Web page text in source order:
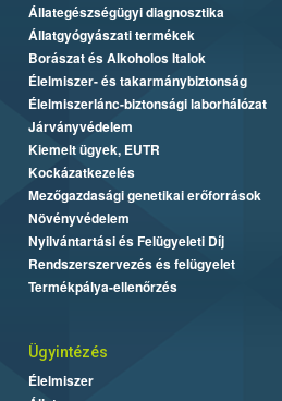
Állategészségügyi diagnosztika
Állatgyógyászati termékek
Borászat és Alkoholos Italok
Élelmiszer- és takarmánybiztonság
Élelmiszerlánc-biztonsági laborhálózat
Járványvédelem
Kiemelt ügyek, EUTR
Kockázatkezelés
Mezőgazdasági genetikai erőforrások
Növényvédelem
Nyilvántartási és Felügyeleti Díj
Rendszerszervezés és felügyelet
Termékpálya-ellenőrzés
Ügyintézés
Élelmiszer